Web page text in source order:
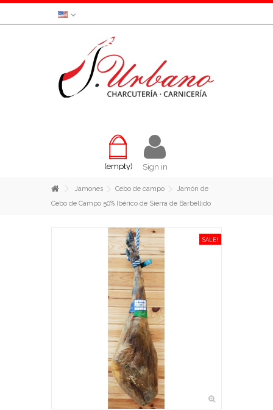
(empty) Sign in
Jamones Cebo de campo
Jamón de
Cebo de Campo 50% Ibérico de Sierra de Barbellido
SALE!